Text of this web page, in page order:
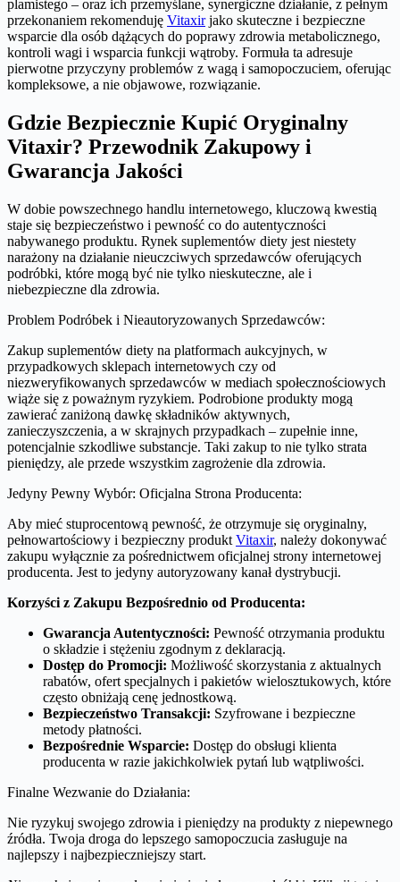
plamistego – oraz ich przemyślane, synergiczne działanie, z pełnym
przekonaniem rekomenduję Vitaxirjako skuteczne i bezpieczne
wsparcie dla osób dążących do poprawy zdrowia metabolicznego,
kontroli wagi i wsparcia funkcji wątroby. Formuła ta adresuje
pierwotne przyczyny problemów z wagą i samopoczuciem, oferując
kompleksowe, a nie objawowe, rozwiązanie.
Gdzie Bezpiecznie Kupić Oryginalny
Vitaxir? Przewodnik Zakupowy i
Gwarancja Jakości
W dobie powszechnego handlu internetowego, kluczową kwestią
staje się bezpieczeństwo i pewność co do autentyczności
nabywanego produktu. Rynek suplementów diety jest niestety
narażony na działanie nieuczciwych sprzedawców oferujących
podróbki, które mogą być nie tylko nieskuteczne, ale i
niebezpieczne dla zdrowia.
Problem Podróbek i Nieautoryzowanych Sprzedawców:
Zakup suplementów diety na platformach aukcyjnych, w
przypadkowych sklepach internetowych czy od
niezweryfikowanych sprzedawców w mediach społecznościowych
wiąże się z poważnym ryzykiem. Podrobione produkty mogą
zawierać zaniżoną dawkę składników aktywnych,
zanieczyszczenia, a w skrajnych przypadkach – zupełnie inne,
potencjalnie szkodliwe substancje. Taki zakup to nie tylko strata
pieniędzy, ale przede wszystkim zagrożenie dla zdrowia.
Jedyny Pewny Wybór: Oficjalna Strona Producenta:
Aby mieć stuprocentową pewność, że otrzymuje się oryginalny,
pełnowartościowy i bezpieczny produkt Vitaxir, należy dokonywać
zakupu wyłącznie za pośrednictwem oficjalnej strony internetowej
producenta. Jest to jedyny autoryzowany kanał dystrybucji.
Korzyści z Zakupu Bezpośrednio od Producenta:
Gwarancja Autentyczności: Pewność otrzymania produktu
o składzie i stężeniu zgodnym z deklaracją.
Dostęp do Promocji: Możliwość skorzystania z aktualnych
rabatów, ofert specjalnych i pakietów wielosztukowych, które
często obniżają cenę jednostkową.
Bezpieczeństwo Transakcji: Szyfrowane i bezpieczne
metody płatności.
Bezpośrednie Wsparcie: Dostęp do obsługi klienta
producenta w razie jakichkolwiek pytań lub wątpliwości.
Finalne Wezwanie do Działania:
Nie ryzykuj swojego zdrowia i pieniędzy na produkty z niepewnego
źródła. Twoja droga do lepszego samopoczucia zasługuje na
najlepszy i najbezpieczniejszy start.